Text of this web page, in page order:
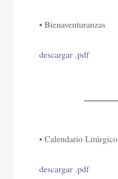
• Bienaventuranzas
descargar .pdf
• Calendario Litúrgico
descargar .pdf